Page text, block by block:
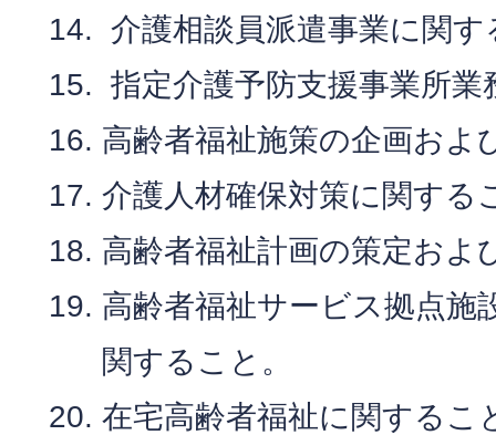
介護相談員派遣事業に関す
指定介護予防支援事業所
高齢者福祉施策の企画およ
介護人材確保対策に関する
高齢者福祉計画の策定およ
高齢者福祉サービス拠点施
関すること。
在宅高齢者福祉に関するこ